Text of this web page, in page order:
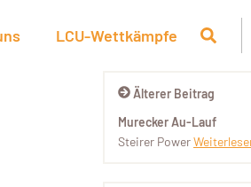
LCU-Wettkämpfe
Älterer Beitrag
Murecker Au-Lauf
Steirer Power